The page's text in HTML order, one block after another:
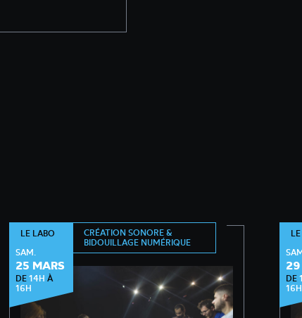
LE LABO
SAM.
25 MARS
DE 14HÀ
16H
CRÉATION SONORE &
BIDOUILLAGE NUMÉRIQUE
29
DE
16H